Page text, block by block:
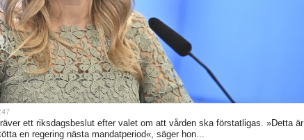
ett riksdagsbeslut efter valet om att vården ska förstatligas. »Detta är
en regering nästa mandatperiod«, säger hon...